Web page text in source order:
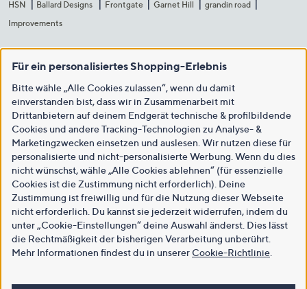
HSN
Ballard Designs Frontgate Garnet Hill
grandin road
Improvements
Für ein personalisiertes Shopping-Erlebnis
Bitte wähle „Alle Cookies zulassen“, wenn du damit
einverstanden bist, dass wir in Zusammenarbeit mit
Drittanbietern auf deinem Endgerät technische & profilbildende
Cookies und andere Tracking-Technologien zu Analyse- &
Marketingzwecken einsetzen und auslesen. Wir nutzen diese für
personalisierte und nicht-personalisierte Werbung. Wenn du dies
nicht wünschst, wähle „Alle Cookies ablehnen“ (für essenzielle
Cookies ist die Zustimmung nicht erforderlich). Deine
Zustimmung ist freiwillig und für die Nutzung dieser Webseite
nicht erforderlich. Du kannst sie jederzeit widerrufen, indem du
unter „Cookie-Einstellungen“ deine Auswahl änderst. Dies lässt
die Rechtmäßigkeit der bisherigen Verarbeitung unberührt.
Mehr Informationen findest du in unsererCookie-Richtlinie